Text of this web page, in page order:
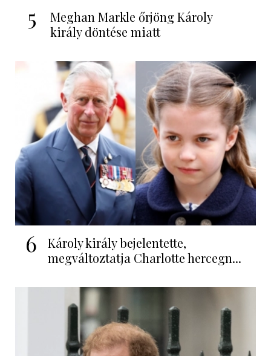
5
Meghan Markle őrjöng Károly
király döntése miatt
6
Károly király bejelentette,
megváltoztatja Charlotte hercegn...